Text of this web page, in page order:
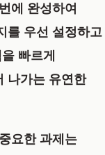
에 완성하여
를 우선 설정하고
빠르게
나가는 유연한
요한 과제는